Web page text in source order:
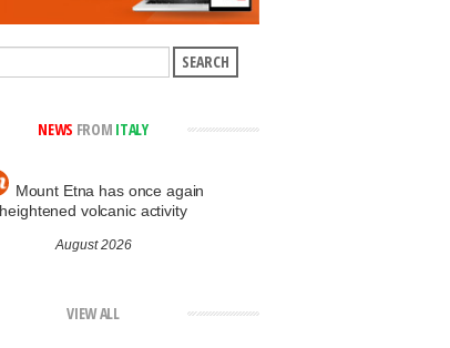
NEWS FROM ITALY
Mount Etna has once again
heightened volcanic activity
August 2026
VIEW ALL